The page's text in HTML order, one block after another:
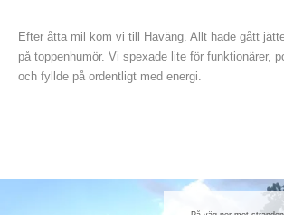
Efter åtta mil kom vi till Haväng. Allt hade gått
på toppenhumör. Vi spexade lite för funktionärer,
och fyllde på ordentligt med energi.